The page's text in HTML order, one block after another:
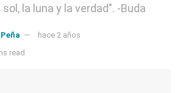
la luna y la verdad". -Buda
hace 2 años
read